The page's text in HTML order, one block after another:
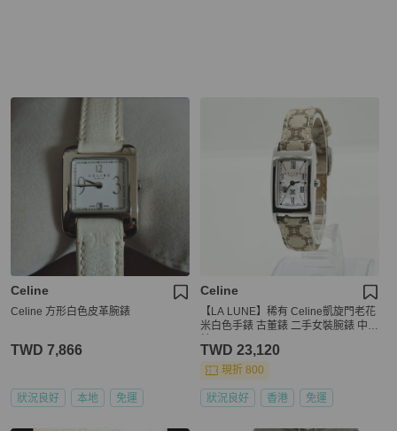
Celine
Celine 方形白色皮革腕錶
TWD 7,866
狀況良好 本地 免運
Celine
【LA LUNE】稀有 Celine凱旋門老花
米白色手錶 古董錶 二手女裝腕錶 中古
TWD 23,120
現折 800
狀況良好 香港 免運